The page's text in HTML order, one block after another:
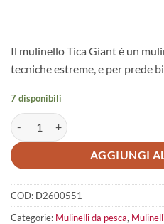
Il mulinello Tica Giant è un
tecniche estreme, e per prede
7 disponibili
Mulinello Tica Giant G14000
AGGIUNGI
COD: D2600551
Categorie: Mulinelli da pesca,